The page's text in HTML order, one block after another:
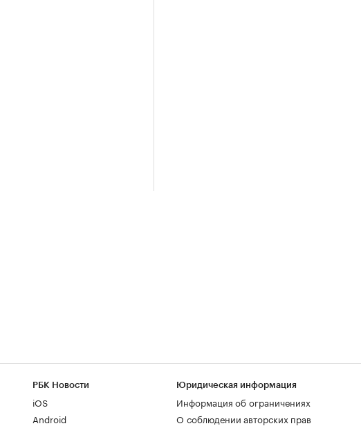
РБК Новости
iOS
Android
Юридическая информация
Информация об ограничениях
О соблюдении авторских прав